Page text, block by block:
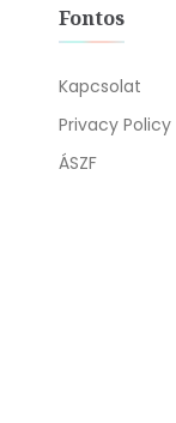
Fontos
Kapcsolat
Privacy Policy
ÁSZF